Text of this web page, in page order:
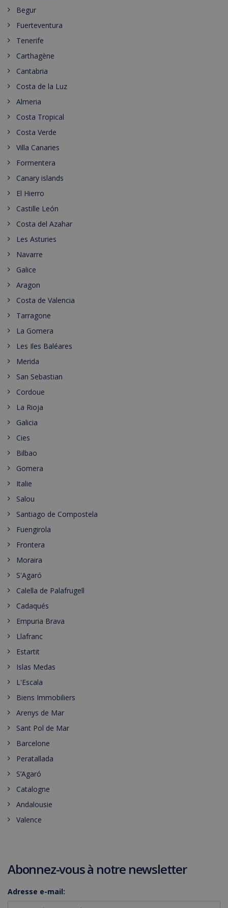
Begur
Fuerteventura
Tenerife
Carthagène
Cantabria
Costa de la Luz
Almeria
Costa Tropical
Costa Verde
Villa Canaries
Formentera
Canary islands
El Hierro
Castille León
Costa del Azahar
Les Asturies
Navarre
Galice
Aragon
Costa de Valencia
Tarragone
La Gomera
Les Iles Baléares
Merida
San Sebastian
Cordoue
La Rioja
Galicia
Cies
Bilbao
Gomera
Italie
Salou
Santiago de Compostela
Fuengirola
Frontera
Moraira
S'Agaró
Calella de Palafrugell
Cadaqués
Empuria Brava
Llafranc
Estartit
Islas Medas
L'Escala
Biens Immobiliers
Arenys de Mar
Sant Pol de Mar
Barcelone
Peratallada
S’Agaró
Catalogne
Andalousie
Valence
Abonnez-vous à notre newsletter
Adresse e-mail: